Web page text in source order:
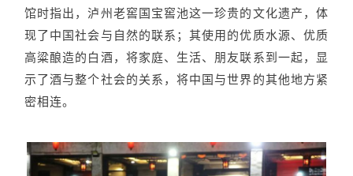
馆时指出，泸州老窖国宝窖池这一珍贵的文化遗产，体
现了中国社会与自然的联系；其使用的优质水源、优质
高粱酿造的白酒，将家庭、生活、朋友联系到一起，显
示了酒与整个社会的关系，将中国与世界的其他地方紧
密相连。